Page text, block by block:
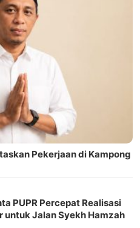
Pekerjaan di Kampong
PUPR Percepat Realisasi
untuk Jalan Syekh Hamzah